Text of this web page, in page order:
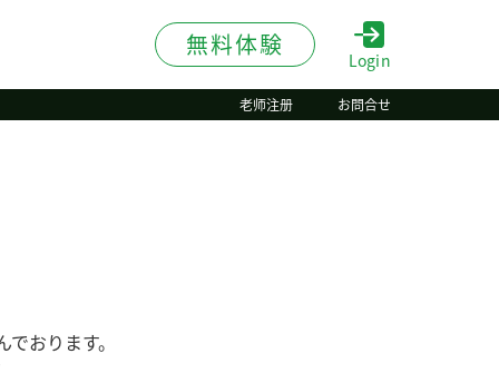
無料体験
Login
老师注册 お問合せ
おります。